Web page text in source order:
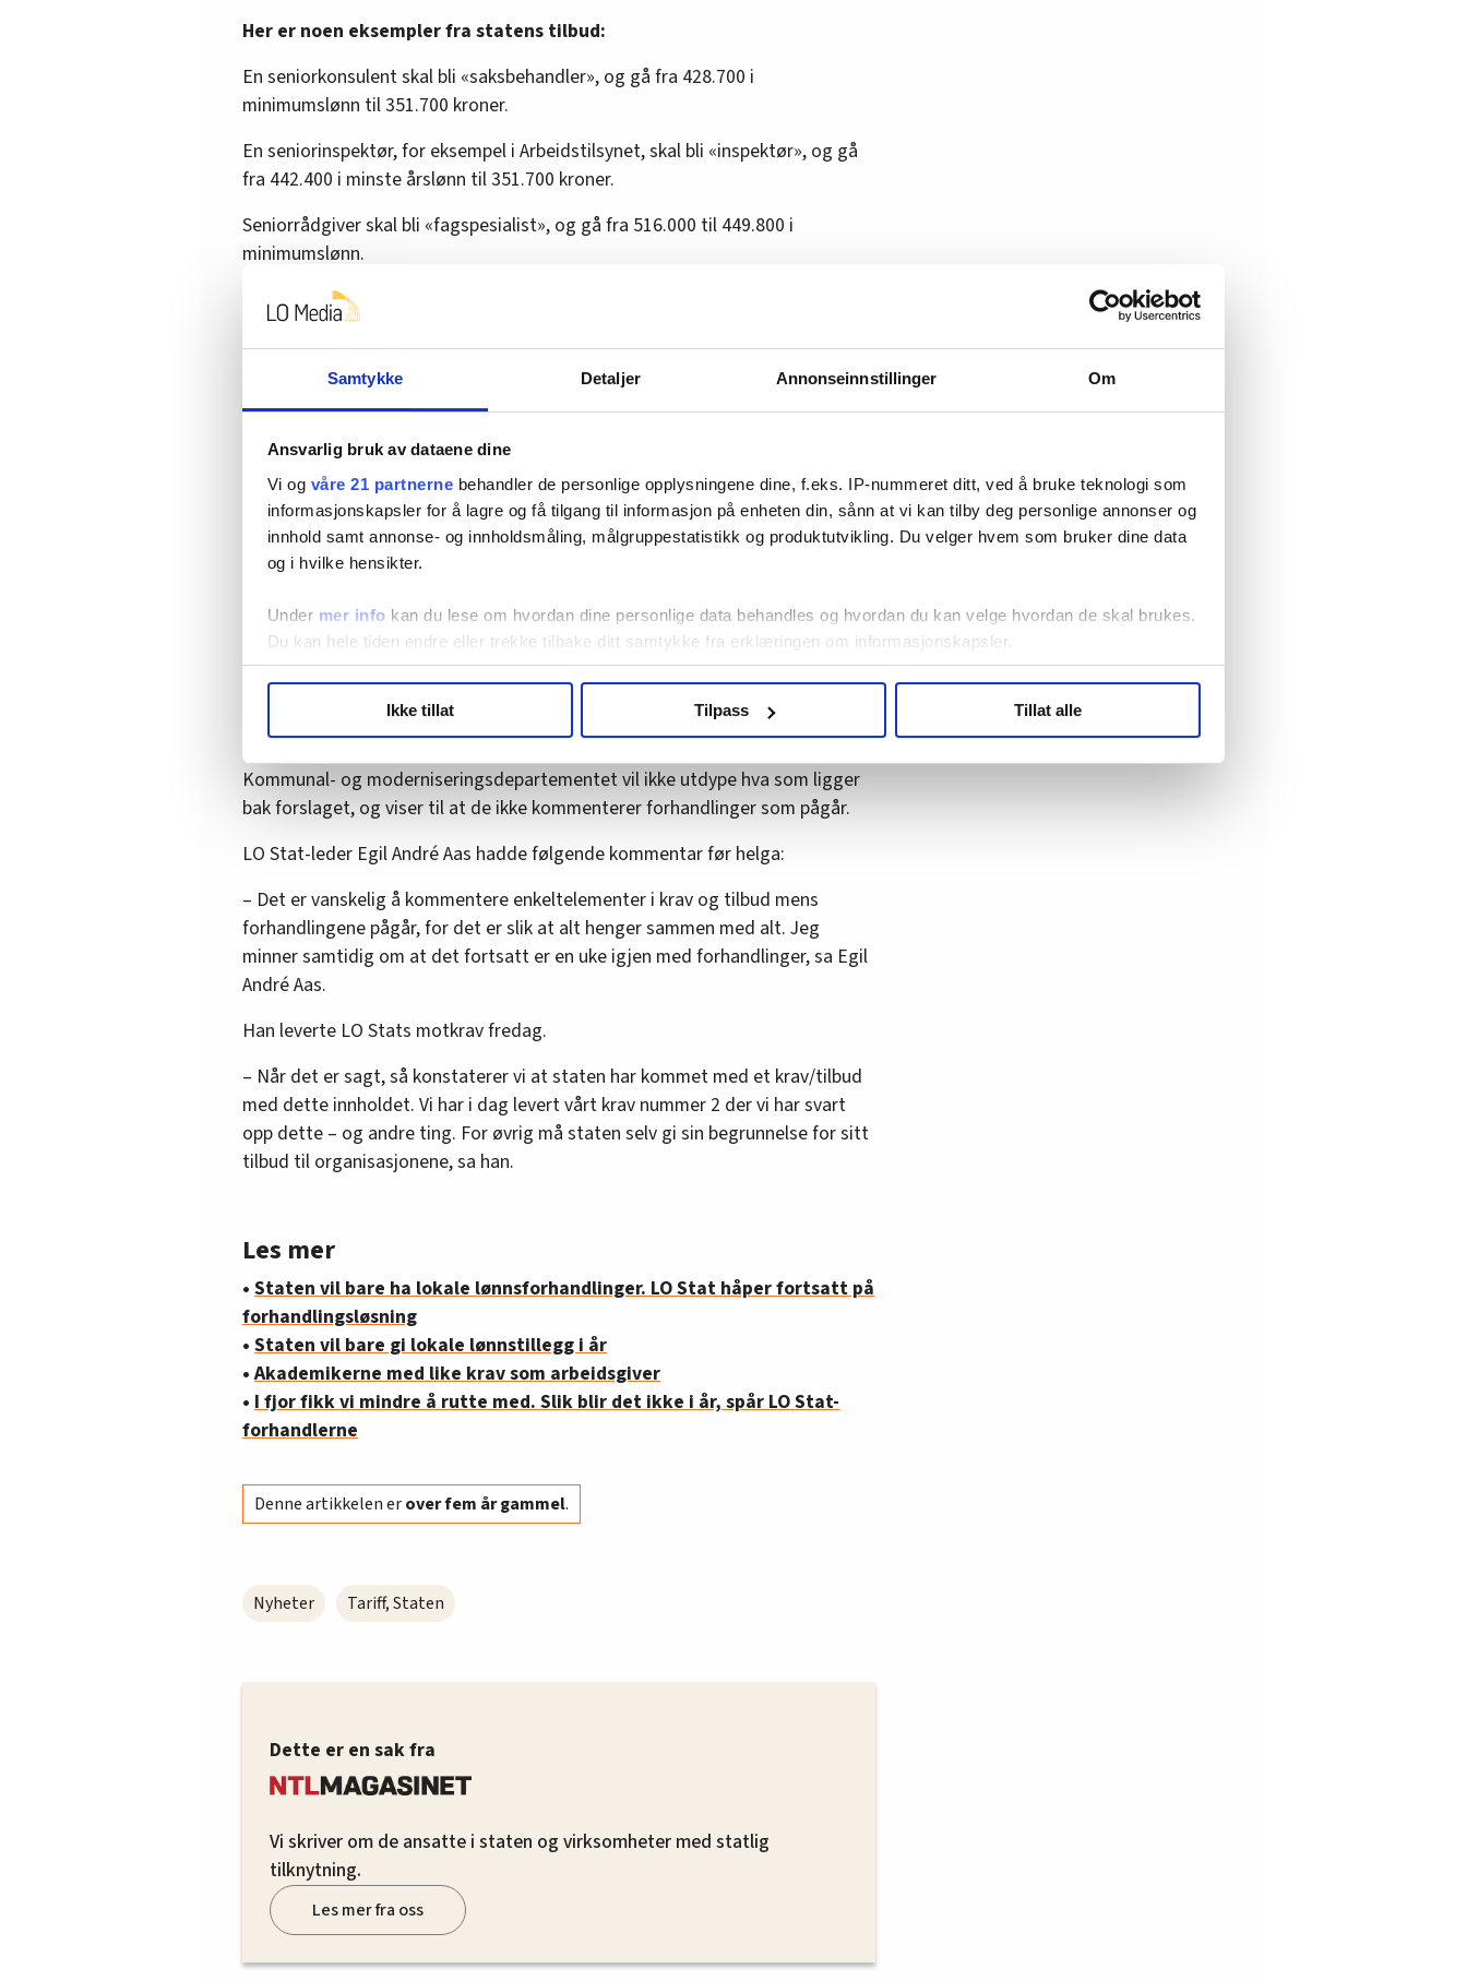
Samtykke Detaljer Annonseinnstillinger Om
Ansvarlig bruk av dataene dine
Vi og våre 21 partnerne behandler de personlige opplysningene dine, f.eks. IP-nummeret ditt, ved å bruke teknologi som
informasjonskapsler for å lagre og få tilgang til informasjon på enheten din, sånn at vi kan tilby deg personlige annonser og
innhold samt annonse- og innholdsmåling, målgruppestatistikk og produktutvikling. Du velger hvem som bruker dine data
og i hvilke hensikter.
Under mer info kan du lese om hvordan dine personlige data behandles og hvordan du kan velge hvordan de skal brukes.
Du kan hele tiden endre eller trekke tilbake ditt samtykke fra erklæringen om informasjonskapsler.
hvordan våre nettsider blir brukt slik at vi tilby relevant innhold, tilpassede annonser og utarbeide statistikk.
annonsering. Disse er angitt i oversikten lengre ned på denne siden.
Ikke tillat Tilpass Tillat alle
Her er noen eksempler fra statens tilbud:
En seniorkonsulent skal bli «saksbehandler», og gå fra 428.700 i
minimumslønn til 351.700 kroner.
En seniorinspektør, for eksempel i Arbeidstilsynet, skal bli «inspektør», og gå
fra 442.400 i minste årslønn til 351.700 kroner.
Seniorrådgiver skal bli «fagspesialist», og gå fra 516.000 til 449.800 i
minimumslønn.
Ambassadører skal bli «direktør», og gå fra en minimumslønn på 684.600
kroner til 473.100 kroner.
En rekke ulike direktører, ledere og sjefer blir også samlet i én post:
«seksjonssjef» med 374.800 i minste årslønn. Her er dagens minstelønner på
på 577.400 kroner, altså en nedgang på over 200.000 kroner i minimumslønn.
Den neste Riksteatersjefen skal, ifølge statens tilbud, bli «direktør», og være
garantert 473.100 kroner i årslønn, i stedet for minst 720.000 kroner i dag.
Utgangslønna for den neste Sysselmannen på Svalbard vil også gå ned: Fra
577.400 til 473.100 kroner som minstelønn.
LO Stat: – Uansvarlig å lage nytt lønnssystem nå
Kommenterer ikke
Kommunal- og moderniseringsdepartementet vil ikke utdype hva som ligger
bak forslaget, og viser til at de ikke kommenterer forhandlinger som pågår.
LO Stat-leder Egil André Aas hadde følgende kommentar før helga:
– Det er vanskelig å kommentere enkeltelementer i krav og tilbud mens
forhandlingene pågår, for det er slik at alt henger sammen med alt. Jeg
minner samtidig om at det fortsatt er en uke igjen med forhandlinger, sa Egil
André Aas.
Han leverte LO Stats motkrav fredag.
– Når det er sagt, så konstaterer vi at staten har kommet med et krav/tilbud
med dette innholdet. Vi har i dag levert vårt krav nummer 2 der vi har svart
opp dette – og andre ting. For øvrig må staten selv gi sin begrunnelse for sitt
tilbud til organisasjonene, sa han.
Les mer
• Staten vil bare ha lokale lønnsforhandlinger. LO Stat håper fortsatt på
forhandlingsløsning
• Staten vil bare gi lokale lønnstillegg i år
•Akademikerne med like krav som arbeidsgiver
• I fjor fikk vi mindre å rutte med. Slik blir det ikke i år, spår LO Stat-
forhandlerne
Denne artikkelen erover fem år gammel.
Nyheter Tariff, Staten
Dette er en sak fra
Vi skriver om de ansatte i staten og virksomheter med statlig
tilknytning.
Les mer fra oss